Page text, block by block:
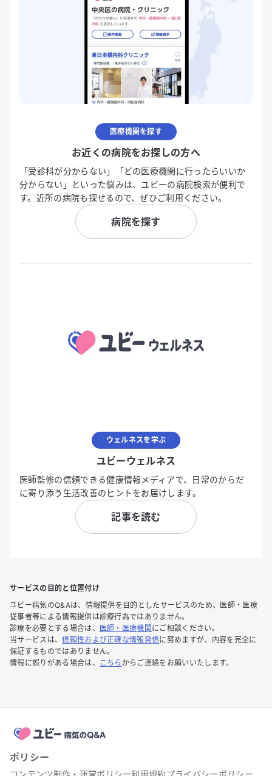
医療機関を探す
お近くの病院をお探しの方へ
「受診科が分からない」「どの医療機関に行ったらいいか
分からない」といった悩みは、ユビーの病院検索が便利で
す。近所の病院も探せるので、ぜひご利用ください。
病院を探す
ウェルネスを学ぶ
ユビーウェルネス
医師監修の信頼できる健康情報メディアで、日常のからだ
に寄り添う生活改善のヒントをお届けします。
記事を読む
サービスの目的と位置付け
ユビー病気のQ&Aは、情報提供を目的としたサービスのため、医師・医療
従事者等による情報提供は診療行為ではありません。
診療を必要とする場合は、
医師・医療機関 にご相談ください。
当サービスは、信頼性および正確な情報発信に努めますが、内容を完全に
保証するものではありません。
情報に誤りがある場合は、
こちら からご連絡をお願いいたします。
ポリシー
コンテンツ制作・運営ポリシー利用規約プライバシーポリシー